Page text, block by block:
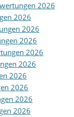
2026
2026
2026
2026
2026
2026
2026
2026
2026
2026